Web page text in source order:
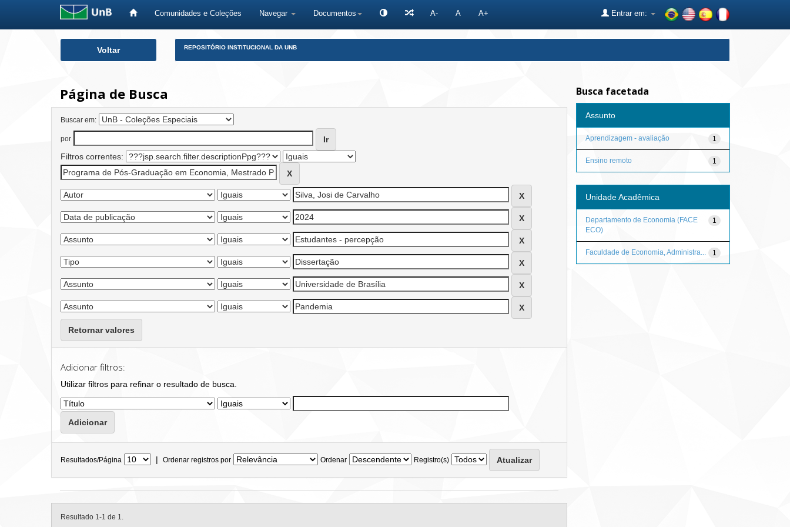
Comunidades e Coleções Navegar Documentos A- A A+ Entrar em:
Voltar REPOSITÓRIO INSTITUCIONAL DA UNB
Página de Busca
Buscar em:
por
Filtros correntes:
Retornar valores
Adicionar filtros:
Utilizar filtros para refinar o resultado de busca.
Resultados/Página | Ordenar registros por Ordenar Registro(s)
Resultado 1-1 de 1.
Busca facetada
Assunto
1
Aprendizagem - avaliação
1
Ensino remoto
Unidade Acadêmica
1
Departamento de Economia (FACE
ECO)
1
Faculdade de Economia, Administra...